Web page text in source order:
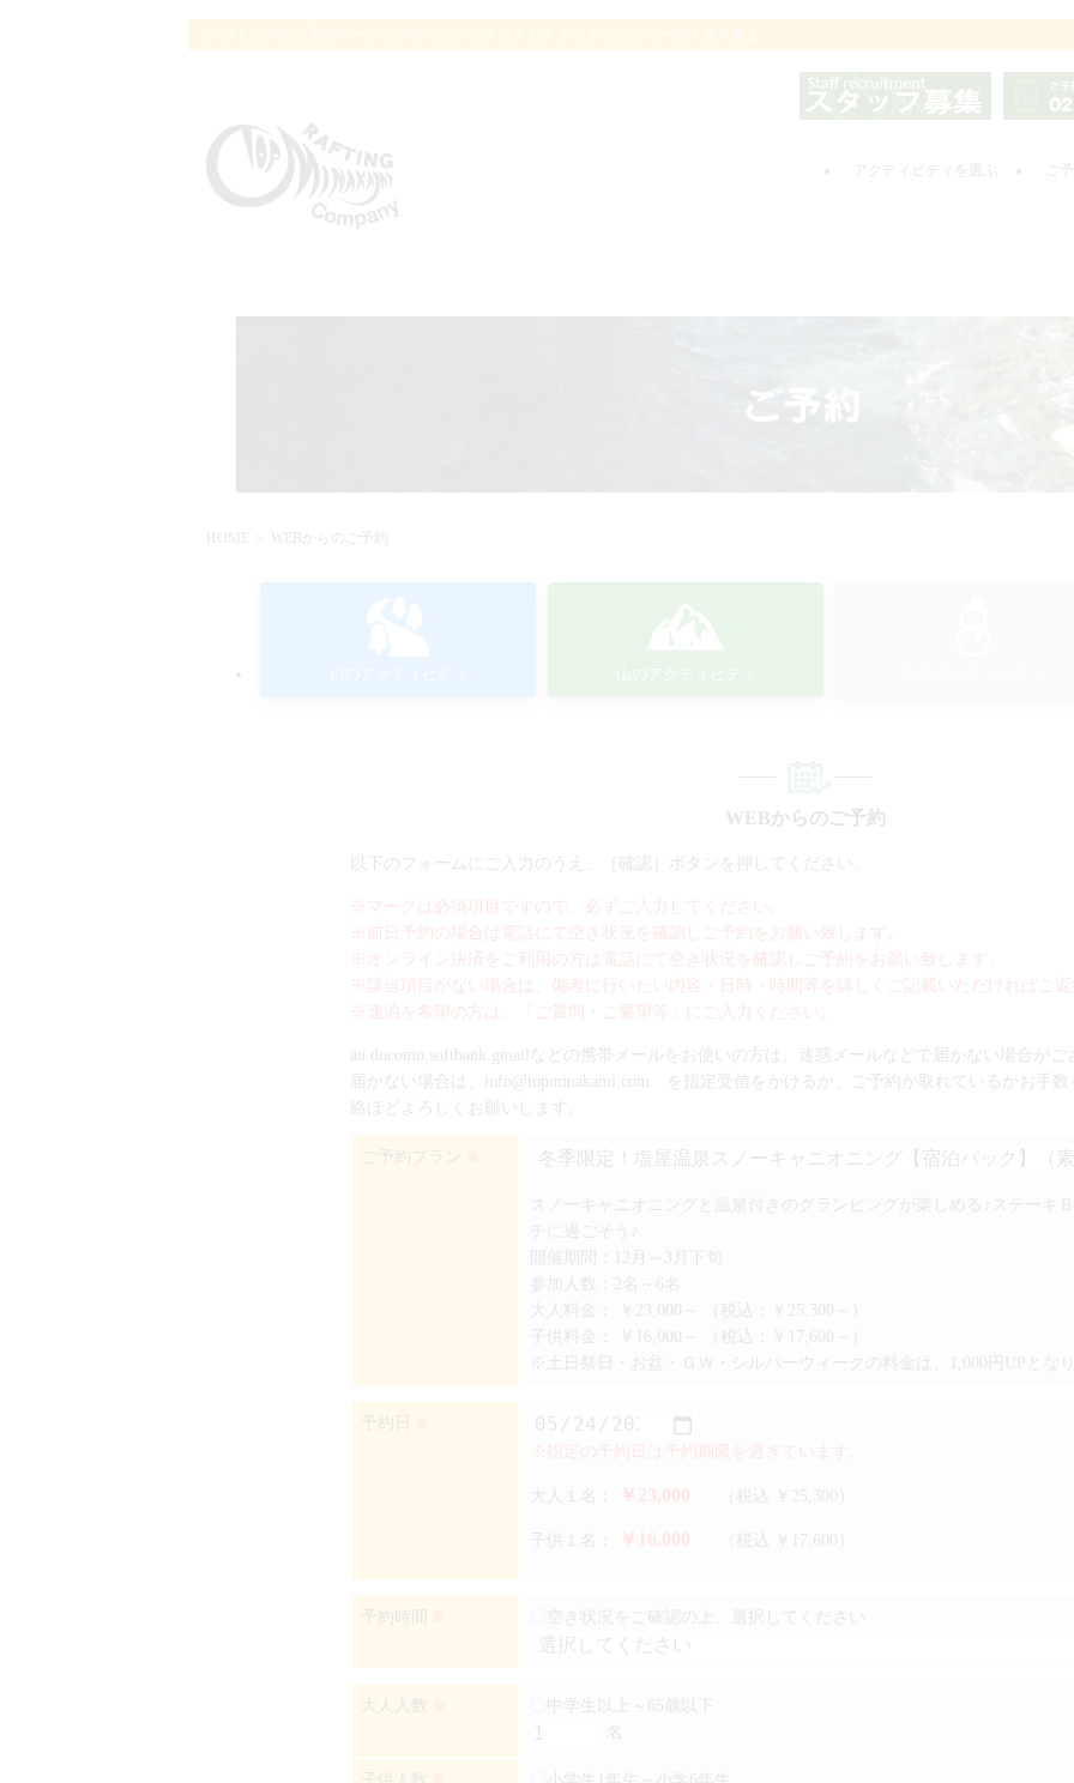
アウトドアのご予約ページ/ラフティングとアウトドア アクティビティーのＴＯＰ水上
アクティビティを選ぶ
HOME ＞ WEBからのご予約
WEBからのご予約
以下のフォームにご入力のうえ、［確認］ボタンを押してください。
※マークは必須項目ですので、必ずご入力してください。
※前日予約の場合は電話にて空き状況を確認しご予約をお願い致します。
※オンライン決済をご利用の方は電話にて空き状況を確認しご予約をお願い致します。
※該当項目がない場合は、備考に行いたい内容・日時・時間等を詳しくご記載いただければご
※連泊を希望の方は、「ご質問・ご要望等」にご入力ください。
au.docomo.softbank.gmailなどの携帯メールをお使いの方は、迷惑メールなどで届かない場合がご
届かない場合は、info@topminakami.com を指定受信をかけるか、ご予約が取れているかお手
絡ほどよろしくお願いします。
ご予約プラン
スノーキャニオニングと温泉付きのグランピングが楽しめる♪ステーキ
開催期間：12月～3月下旬
参加人数：2名～6名
大人料金：
￥23,000～
（税込：￥25,300～）
￥16,000～
（税込：￥17,600～）
※土日祭日・お盆・ＧＷ・シルバーウィークの料金は、1,000円UPとな
予約日
※指定の予約日は予約期限を過ぎています。
大人１名： ￥23,000 （税込 ￥25,300）
子供１名： ￥16,000 （税込 ￥17,600）
予約時間 〇空き状況をご確認の上、選択してください
大人人数
〇中学生以上～65歳以下
名